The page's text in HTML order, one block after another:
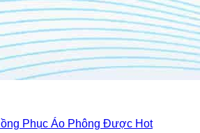
Phục Áo Phông Được Hot